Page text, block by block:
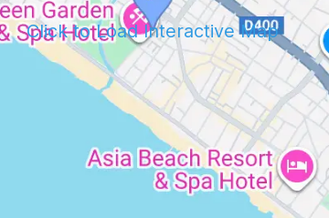
Click to Load Interactive Map